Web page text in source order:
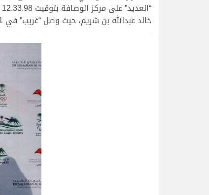
خالد عبدالله بن شريم، حيث وصل “غريب” في 12.35.01 دقيقة.
>